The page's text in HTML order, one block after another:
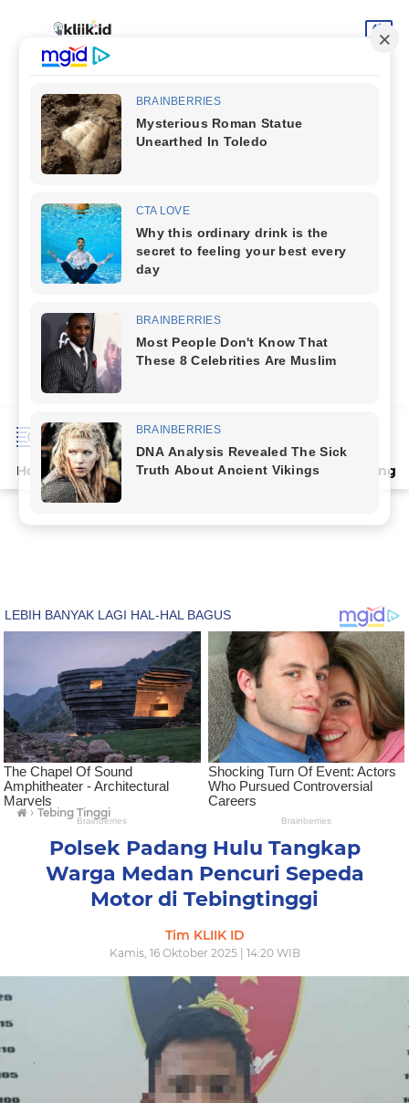
Home Terpopuler Indeks Artikel Deli Serdang
› Tebing Tinggi
Polsek Padang Hulu Tangkap
Warga Medan Pencuri Sepeda
Motor di Tebingtinggi
Tim KLIIK ID
Kamis, 16 Oktober 2025 | 14:20 WIB